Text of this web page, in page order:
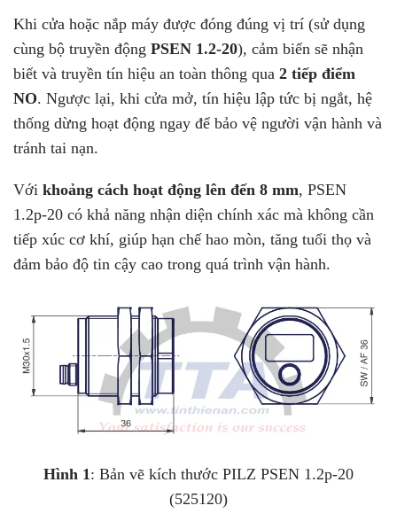
Khi cửa hoặc nắp máy được đóng đúng vị trí (sử dụng
cùng bộ truyền động PSEN 1.2-20), cảm biến sẽ nhận
biết và truyền tín hiệu an toàn thông qua 2 tiếp điểm
NO. Ngược lại, khi cửa mở, tín hiệu lập tức bị ngắt, hệ
thống dừng hoạt động ngay để bảo vệ người vận hành và
tránh tai nạn.
Với khoảng cách hoạt động lên đến 8 mm, PSEN
1.2p-20 có khả năng nhận diện chính xác mà không cần
tiếp xúc cơ khí, giúp hạn chế hao mòn, tăng tuổi thọ và
đảm bảo độ tin cậy cao trong quá trình vận hành.
Hình 1: Bản vẽ kích thước PILZ PSEN 1.2p-20
(525120)